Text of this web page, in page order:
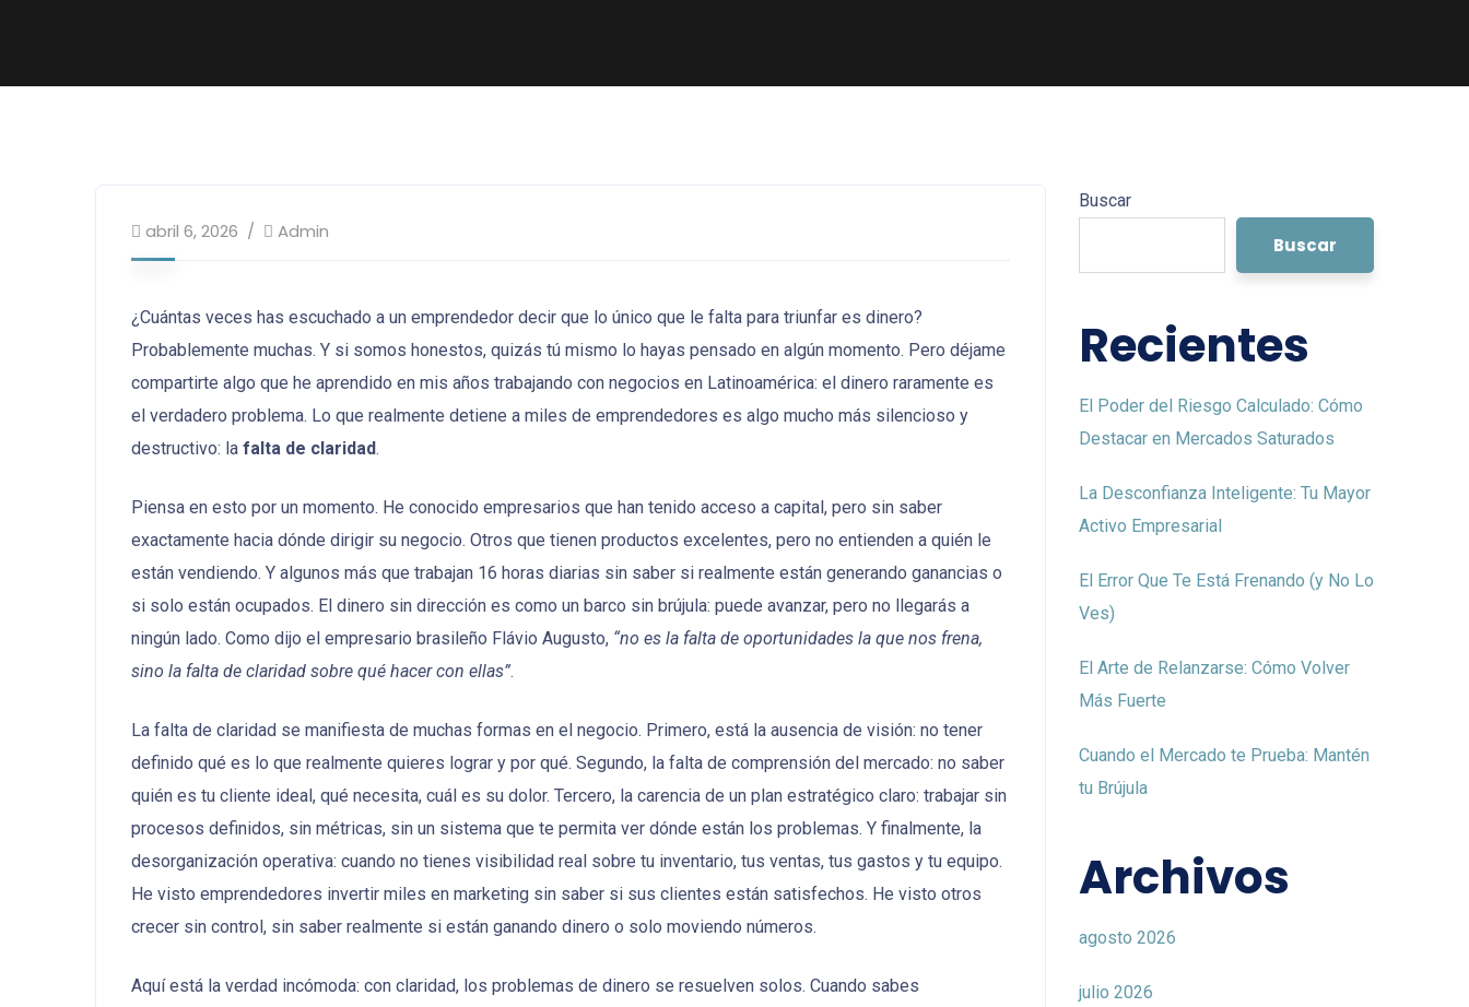
abril 6, 2026 Admin
¿Cuántas veces has escuchado a un emprendedor decir que lo único que le falta para triunfar es dinero?
Probablemente muchas. Y si somos honestos, quizás tú mismo lo hayas pensado en algún momento. Pero déjame
compartirte algo que he aprendido en mis años trabajando con negocios en Latinoamérica: el dinero raramente es
el verdadero problema. Lo que realmente detiene a miles de emprendedores es algo mucho más silencioso y
destructivo: la falta de claridad.
Piensa en esto por un momento. He conocido empresarios que han tenido acceso a capital, pero sin saber
exactamente hacia dónde dirigir su negocio. Otros que tienen productos excelentes, pero no entienden a quién le
están vendiendo. Y algunos más que trabajan 16 horas diarias sin saber si realmente están generando ganancias o
si solo están ocupados. El dinero sin dirección es como un barco sin brújula: puede avanzar, pero no llegarás a
ningún lado. Como dijo el empresario brasileño Flávio Augusto, “no es la falta de oportunidades la que nos frena,
sino la falta de claridad sobre qué hacer con ellas”.
La falta de claridad se manifiesta de muchas formas en el negocio. Primero, está la ausencia de visión: no tener
definido qué es lo que realmente quieres lograr y por qué. Segundo, la falta de comprensión del mercado: no saber
quién es tu cliente ideal, qué necesita, cuál es su dolor. Tercero, la carencia de un plan estratégico claro: trabajar sin
procesos definidos, sin métricas, sin un sistema que te permita ver dónde están los problemas. Y finalmente, la
desorganización operativa: cuando no tienes visibilidad real sobre tu inventario, tus ventas, tus gastos y tu equipo.
He visto emprendedores invertir miles en marketing sin saber si sus clientes están satisfechos. He visto otros
crecer sin control, sin saber realmente si están ganando dinero o solo moviendo números.
Aquí está la verdad incómoda: con claridad, los problemas de dinero se resuelven solos. Cuando sabes
Buscar
Buscar
Recientes
El Poder del Riesgo Calculado: Cómo
Destacar en Mercados Saturados
La Desconfianza Inteligente: Tu Mayor
Activo Empresarial
El Error Que Te Está Frenando (y No Lo
Ves)
El Arte de Relanzarse: Cómo Volver
Más Fuerte
Cuando el Mercado te Prueba: Mantén
tu Brújula
Archivos
agosto 2026
julio 2026